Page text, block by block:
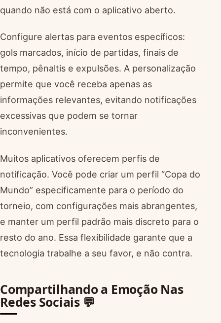
quando não está com o aplicativo aberto.
Configure alertas para eventos específicos:
gols marcados, início de partidas, finais de
tempo, pênaltis e expulsões. A personalização
permite que você receba apenas as
informações relevantes, evitando notificações
excessivas que podem se tornar
inconvenientes.
Muitos aplicativos oferecem perfis de
notificação. Você pode criar um perfil “Copa do
Mundo” especificamente para o período do
torneio, com configurações mais abrangentes,
e manter um perfil padrão mais discreto para o
resto do ano. Essa flexibilidade garante que a
tecnologia trabalhe a seu favor, e não contra.
Compartilhando a Emoção Nas
Redes Sociais 💬